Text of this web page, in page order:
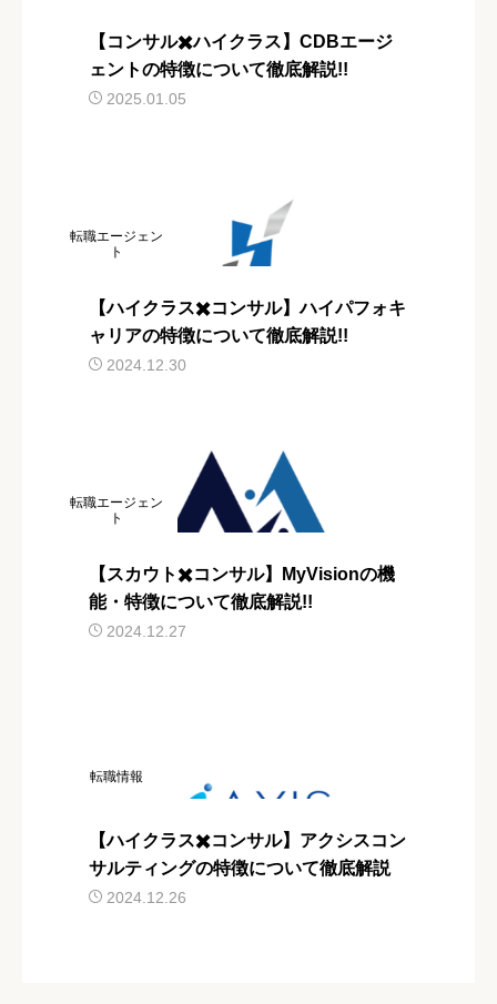
【コンサル✖️ハイクラス】CDBエージ
ェントの特徴について徹底解説!!
2025.01.05
転職エージェン
ト
【ハイクラス✖️コンサル】ハイパフォキ
ャリアの特徴について徹底解説!!
2024.12.30
転職エージェン
ト
【スカウト✖️コンサル】MyVisionの機
能・特徴について徹底解説!!
2024.12.27
転職情報
【ハイクラス✖️コンサル】アクシスコン
サルティングの特徴について徹底解説
2024.12.26